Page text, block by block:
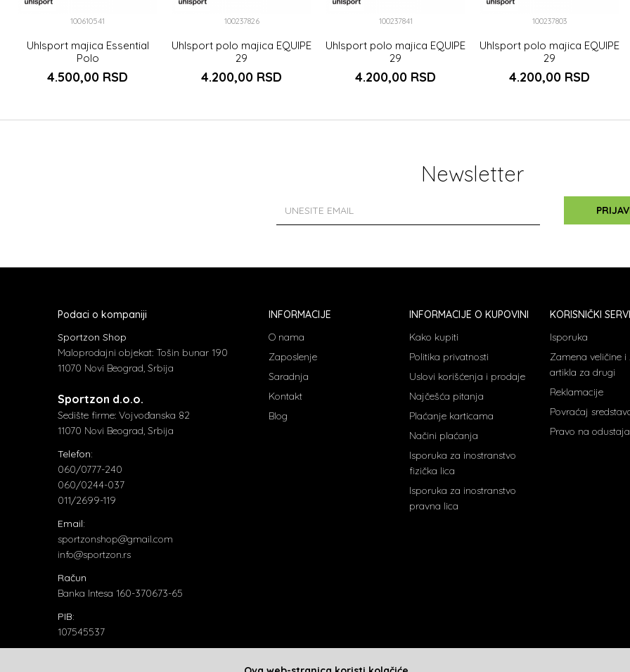
100610541
Uhlsport majica Essential
Polo
4.500,00 RSD
100237826
Uhlsport polo majica EQUIPE
29
4.200,00 RSD
100237841
Uhlsport polo majica EQUIPE
29
4.200,00 RSD
100237803
Uhlsport polo majica EQUIPE
29
4.200,00 RSD
Newsletter
Podaci o kompaniji
Sportzon Shop
Maloprodajni objekat: Tošin bunar 190
11070 Novi Beograd, Srbija
Sportzon d.o.o.
Sedište firme: Vojvođanska 82
11070 Novi Beograd, Srbija
Telefon:
060/0777-240
060/0244-037
011/2699-119
Email:
sportzonshop@gmail.com
info@sportzon.rs
Račun
Banka Intesa 160-370673-65
PIB:
107545537
INFORMACIJE
O nama
Zaposlenje
Saradnja
Kontakt
Blog
INFORMACIJE O KUPOVINI
Kako kupiti
Politika privatnosti
Uslovi korišćenja i prodaje
Najčešća pitanja
Plaćanje karticama
Načini plaćanja
Isporuka za inostranstvo
fizička lica
Isporuka za inostranstvo
pravna lica
KORISNIČKI
Isporuka
Zamena veličine i
artikla za drugi
Reklamacije
Povraćaj
Pravo na